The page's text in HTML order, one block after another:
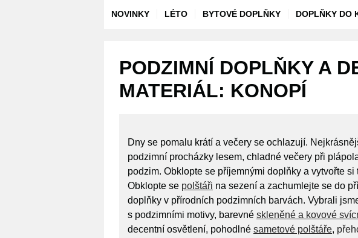
NOVINKY LÉTO BYTOVÉ DOPLŇKY DOPLŇKY DO
PODZIMNÍ DOPLŇKY A
MATERIÁL: KONOPÍ
Dny se pomalu krátí a večery se ochlazují.
podzimní procházky lesem, chladné večery při
podzim. Obklopte se příjemnými doplňky a vytvořte si
Obklopte se polštáři na sezení a zachumlejte se do
doplňky v přírodních podzimních barvách. Vybrali
s podzimními motivy, barevné skleněné a kovové
decentní osvětlení, pohodlné sametové polštáře,